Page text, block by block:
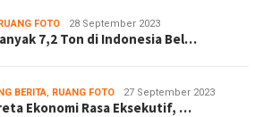
FOTO 28 September 2023
7,2 Ton di Indonesia Bel…
BERITA, RUANG FOTO 27 September 2023
Ekonomi Rasa Eksekutif, …